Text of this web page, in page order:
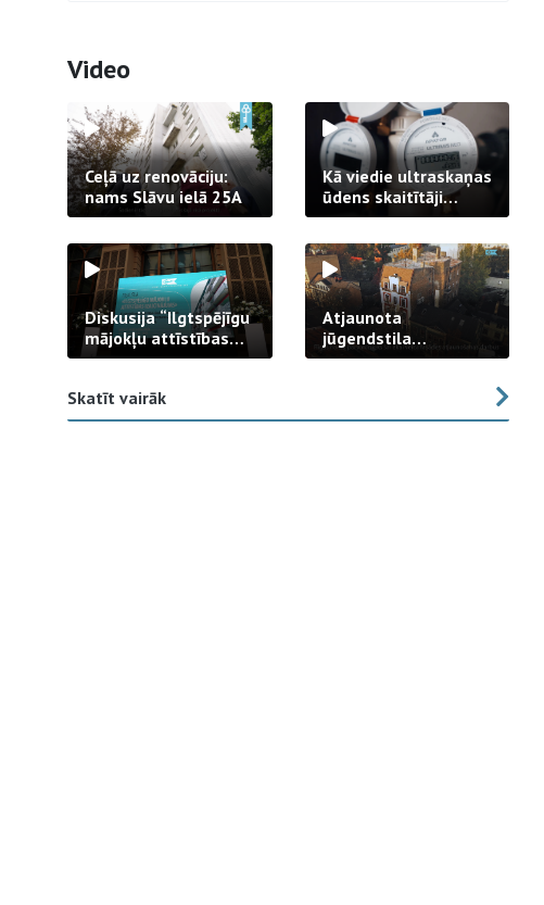
Video
Ceļā uz renovāciju:
nams Slāvu ielā 25A
Kā viedie ultraskaņas
ūdens skaitītāji
strādā praksē
Diskusija “Ilgtspējīgu
mājokļu attīstības
izaicinājums”
Atjaunota
jūgendstila
arhitektūras pērles
Skatīt vairāk